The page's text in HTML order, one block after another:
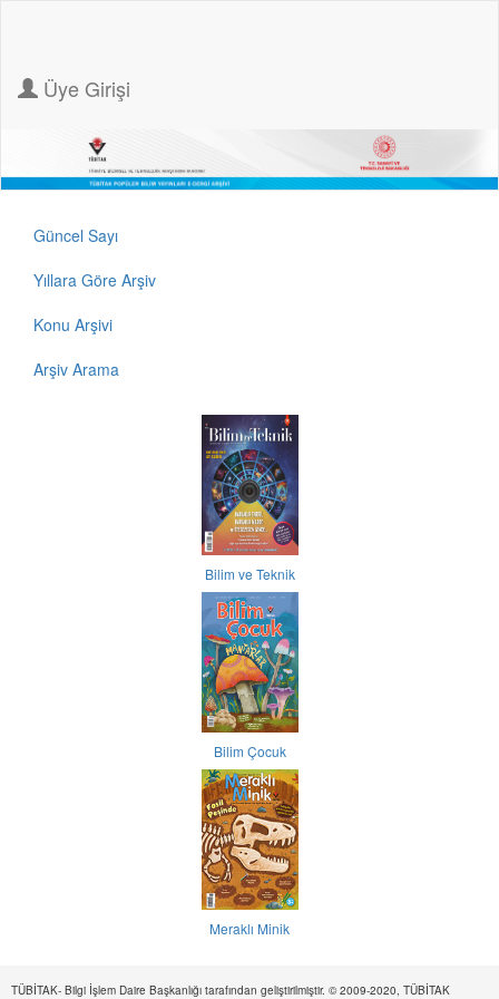
Üye Girişi
Güncel Sayı
Yıllara Göre Arşiv
Konu Arşivi
Arşiv Arama
Bilim ve Teknik
Bilim Çocuk
Meraklı Minik
TÜBİTAK- Bilgi İşlem Daire Başkanlığı tarafından geliştirilmiştir. © 2009-2020, TÜBİTAK